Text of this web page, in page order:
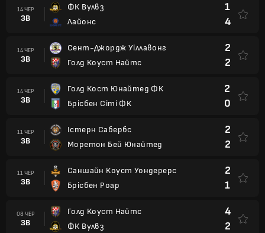
14 ЧЕР
ЗВ
ФК Вулвз
Лайонс
1
4
14 ЧЕР
ЗВ
Сент-Джордж Уіллавонг
Голд Коуст Найтс
2
2
14 ЧЕР
ЗВ
Голд Кост Юнайтед ФК
Брісбен Сіті ФК
2
0
11 ЧЕР
ЗВ
Істерн Сабербс
Моретон Бей Юнайтед
2
2
11 ЧЕР
ЗВ
Саншайн Коуст Уондерерс
Брісбен Роар
2
1
08 ЧЕР
ЗВ
Голд Коуст Найтс
ФК Вулвз
4
2